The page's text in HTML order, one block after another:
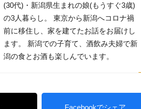
(30代)・新潟県生まれの娘(もうすぐ3歳)
の3人暮らし。 東京から新潟へコロナ禍
前に移住し、家を建てたお話をお届けし
ます。 新潟での子育て、酒飲み夫婦で新
潟の食とお酒も楽しんでいます。
Facebookでシェア